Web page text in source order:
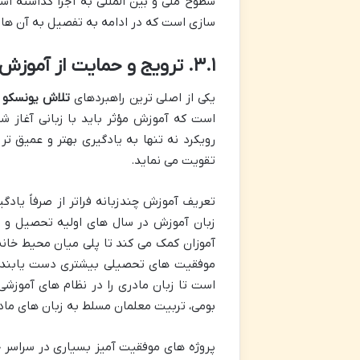
سازی است که در ادامه به تفصیل به آن
۳.۱. ترویج و حمایت از آموزش چندزبانه مبتنی بر زبان مادری
یکی از اصلی ترین راهبردهای تلاش
است که آموزش مؤثر باید با زبانی آغاز
رویکرد نه تنها به یادگیری بهتر و
تقویت می نماید.
تعریف آموزش چندزبانه فراتر از صرفاً
زبان آموزش در سال های اولیه
آموزان کمک می کند تا پلی میان محیط
موفقیت های تحصیلی بیشتری دست
است تا زبان مادری را در نظام های
بومی، تربیت معلمان مسلط به زبان های
پروژه های موفقیت آمیز بسیاری در